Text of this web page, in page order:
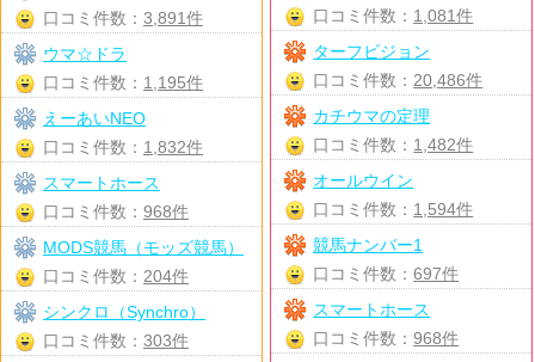
口コミ件数： 1,081件
ターフビジョン
口コミ件数： 20,486件
カチウマの定理
口コミ件数： 1,482件
オールウイン
口コミ件数： 1,594件
競馬ナンバー1
口コミ件数：697件
スマートホース
口コミ件数：968件
口コミ件数： 3,891件
ウマ☆ドラ
口コミ件数： 1,195件
えーあいNEO
口コミ件数： 1,832件
スマートホース
口コミ件数： 968件
MODS競馬（モッズ競馬）
口コミ件数： 204件
シンクロ（Synchro）
口コミ件数： 303件